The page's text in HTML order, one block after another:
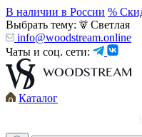
В наличии в России %
Выбрать тему:
Светлая
info@woodstream.online
Чаты и соц. сети:
Каталог